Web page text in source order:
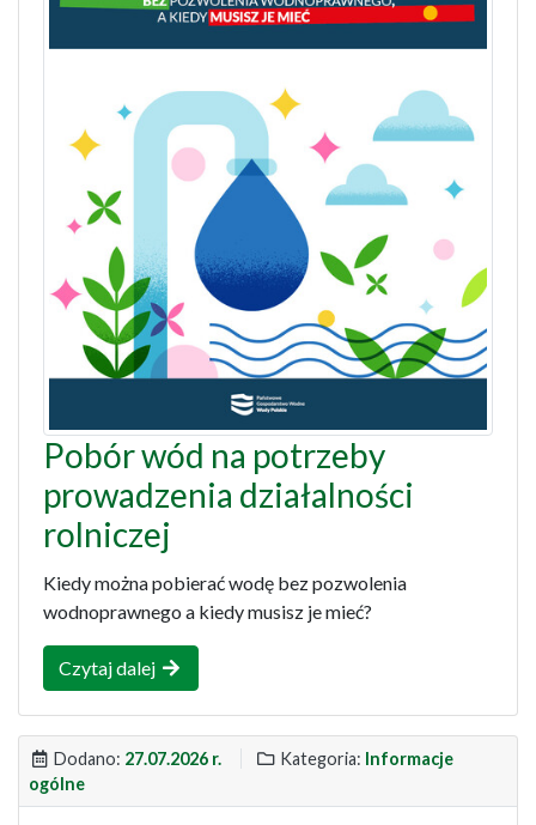
Pobór wód na potrzeby
prowadzenia działalności
rolniczej
Kiedy można pobierać wodę bez pozwolenia
wodnoprawnego a kiedy musisz je mieć?
Czytaj dalej
Dodano: 27.07.2026 r. Kategoria: Informacje
ogólne